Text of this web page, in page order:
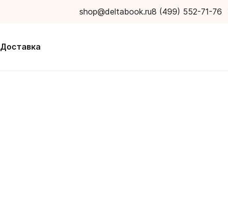
shop@deltabook.ru8 (499) 552-71-76
Доставка